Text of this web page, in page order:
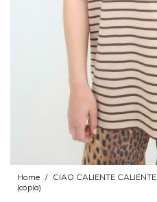
Home / CIAO CALIENTE CALIENTE
(copia)